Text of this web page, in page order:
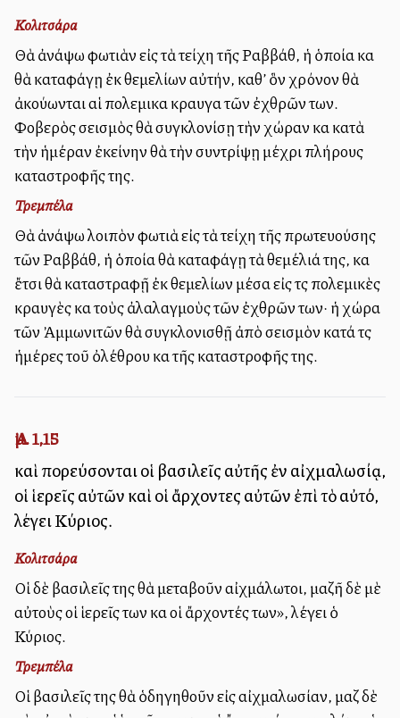
Κολιτσάρα
Θὰ ἀνάψω φωτιὰν εἰς τὰ τείχη τῆς Ραββάθ, ἡ ὁποία καὶ
θὰ καταφάγῃ ἐκ θεμελίων αὐτήν, καθ’ ὃν χρόνον θὰ
ἀκούωνται αἱ πολεμικαὶ κραυγαὶ τῶν ἐχθρῶν των.
Φοβερὸς σεισμὸς θὰ συγκλονίσῃ τὴν χώραν καὶ κατὰ
τὴν ἡμέραν ἐκείνην θὰ τὴν συντρίψῃ μέχρι πλήρους
καταστροφῆς της.
Τρεμπέλα
Θὰ ἀνάψω λοιπὸν φωτιὰ εἰς τὰ τείχη τῆς πρωτευούσης
τῶν Ραββάθ, ἡ ὁποία θὰ καταφάγῃ τὰ θεμέλιά της, καὶ
ἔτσι θὰ καταστραφῇ ἐκ θεμελίων μέσα εἰς τὶς πολεμικὲς
κραυγὲς καὶ τοὺς ἀλαλαγμοὺς τῶν ἐχθρῶν των· ἡ χώρα
τῶν Ἀμμωνιτῶν θὰ συγκλονισθῇ ἀπὸ σεισμὸν κατά τὶς
ἡμέρες τοῦ ὀλέθρου καὶ τῆς καταστροφῆς της.
Ἀμ. 1,15
καὶ πορεύσονται οἱ βασιλεῖς αὐτῆς ἐν αἰχμαλωσίᾳ,
οἱ ἱερεῖς αὐτῶν καὶ οἱ ἄρχοντες αὐτῶν ἐπὶ τὸ αὐτό,
λέγει Κύριος.
Κολιτσάρα
Οἱ δὲ βασιλεῖς της θὰ μεταβοῦν αἰχμάλωτοι, μαζῆ δὲ μὲ
αὐτοὺς οἱ ἱερεῖς των καὶ οἱ ἄρχοντές των», λέγει ὁ
Κύριος.
Τρεμπέλα
Οἱ βασιλεῖς της θὰ ὁδηγηθοῦν εἰς αἰχμαλωσίαν, μαζὶ δὲ